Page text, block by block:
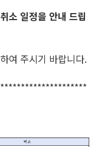
소 일정을 안내 드립
여 주시기 바랍니다.